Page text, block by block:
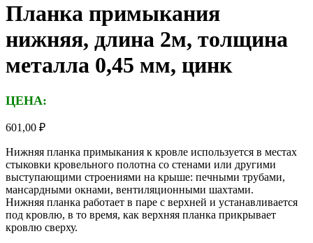
Планка примыкания
нижняя, длина 2м, толщина
металла 0,45 мм, цинк
ЦЕНА:
601,00 ₽
Нижняя планка примыкания к кровле используется в местах
стыковки кровельного полотна со стенами или другими
выступающими строениями на крыше: печными трубами,
мансардными окнами, вентиляционными шахтами.
Нижняя планка работает в паре с верхней и устанавливается
под кровлю, в то время, как верхняя планка прикрывает
кровлю сверху.